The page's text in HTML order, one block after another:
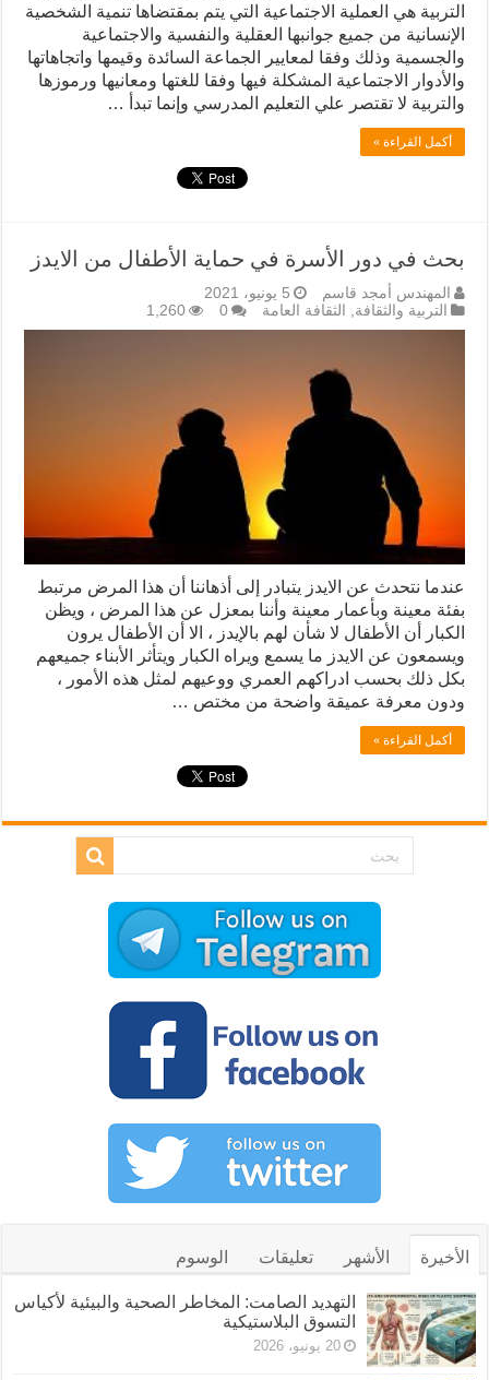
التربية هي العملية الاجتماعية التي يتم بمقتضاها تنمية الشخصية
الإنسانية من جميع جوانبها العقلية والنفسية والاجتماعية
والجسمية وذلك وفقا لمعايير الجماعة السائدة وقيمها واتجاهاتها
والأدوار الاجتماعية المشكلة فيها وفقا للغتها ومعانيها ورموزها
والتربية لا تقتصر علي التعليم المدرسي وإنما تبدأ …
أكمل القراءة »
بحث في دور الأسرة في حماية الأطفال من الايدز
المهندس أمجد قاسم
5 يونيو، 2021
التربية والثقافة, الثقافة العامة 0
1,260
عندما نتحدث عن الايدز يتبادر إلى أذهاننا أن هذا المرض مرتبط
بفئة معينة وبأعمار معينة وأننا بمعزل عن هذا المرض ، ويظن
الكبار أن الأطفال لا شأن لهم بالإيدز ، الا أن الأطفال يرون
ويسمعون عن الايدز ما يسمع ويراه الكبار ويتأثر الأبناء جميعهم
بكل ذلك بحسب ادراكهم العمري ووعيهم لمثل هذه الأمور ،
ودون معرفة عميقة واضحة من مختص …
أكمل القراءة »
الأخيرة الأشهر تعليقات الوسوم
التهديد الصامت: المخاطر الصحية والبيئية لأكياس
التسوق البلاستيكية
20 يونيو، 2026